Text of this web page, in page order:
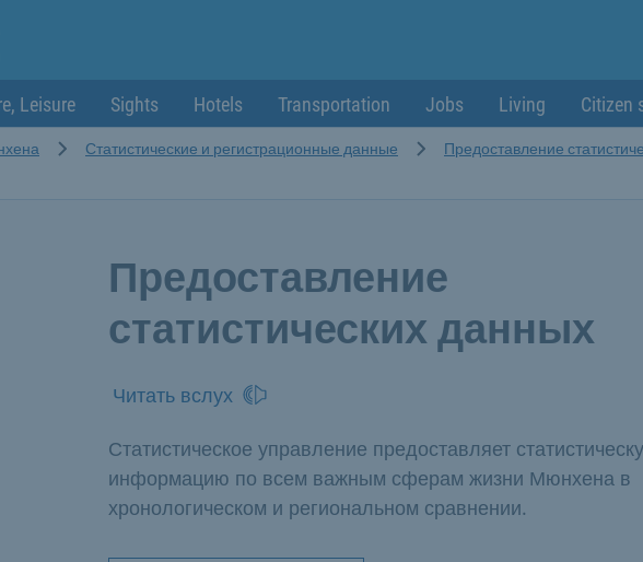
Leisure Sights Hotels Transportation Jobs Living Citizen
Статистические и регистрационные данные
Предоставление
Предоставление
статистических данных
Читать вслух
Статистическое управление предоставляет
информацию по всем важным сферам жизни Мюнхена в
хронологическом и региональном сравнении.